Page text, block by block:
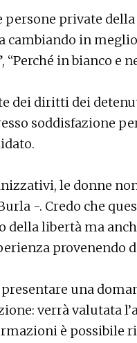
persone private
cambiando in
in bianco e
dei diritti dei
soddisfazione
le donne
-. Credo che
libertà ma
provenendo
una
verrà valutata
è possibile